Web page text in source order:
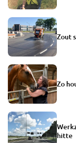
Zout
Zo
hitte